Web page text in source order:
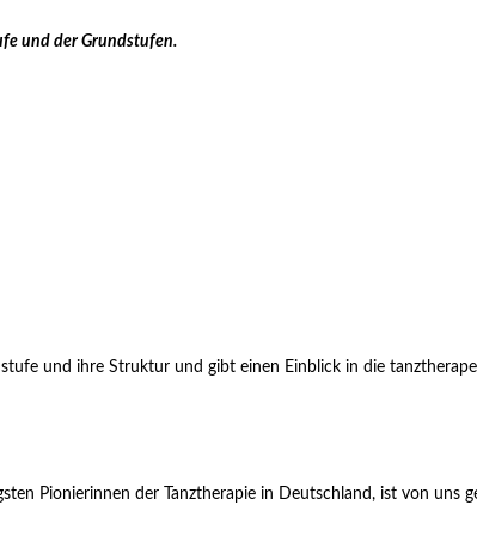
und der Grundstufen.
und ihre Struktur und gibt einen Einblick in die
Pionierinnen der Tanztherapie in Deutschland, ist von uns